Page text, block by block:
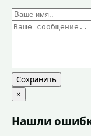
Сохранить
×
Нашли